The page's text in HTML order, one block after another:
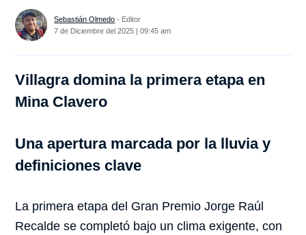
Sebastián Olmedo - Editor
7 de Diciembre del 2025 | 09:45 am
Villagra domina la primera etapa en
Mina Clavero
Una apertura marcada por la lluvia y
definiciones clave
La primera etapa del Gran Premio Jorge Raúl
Recalde se completó bajo un clima exigente, con